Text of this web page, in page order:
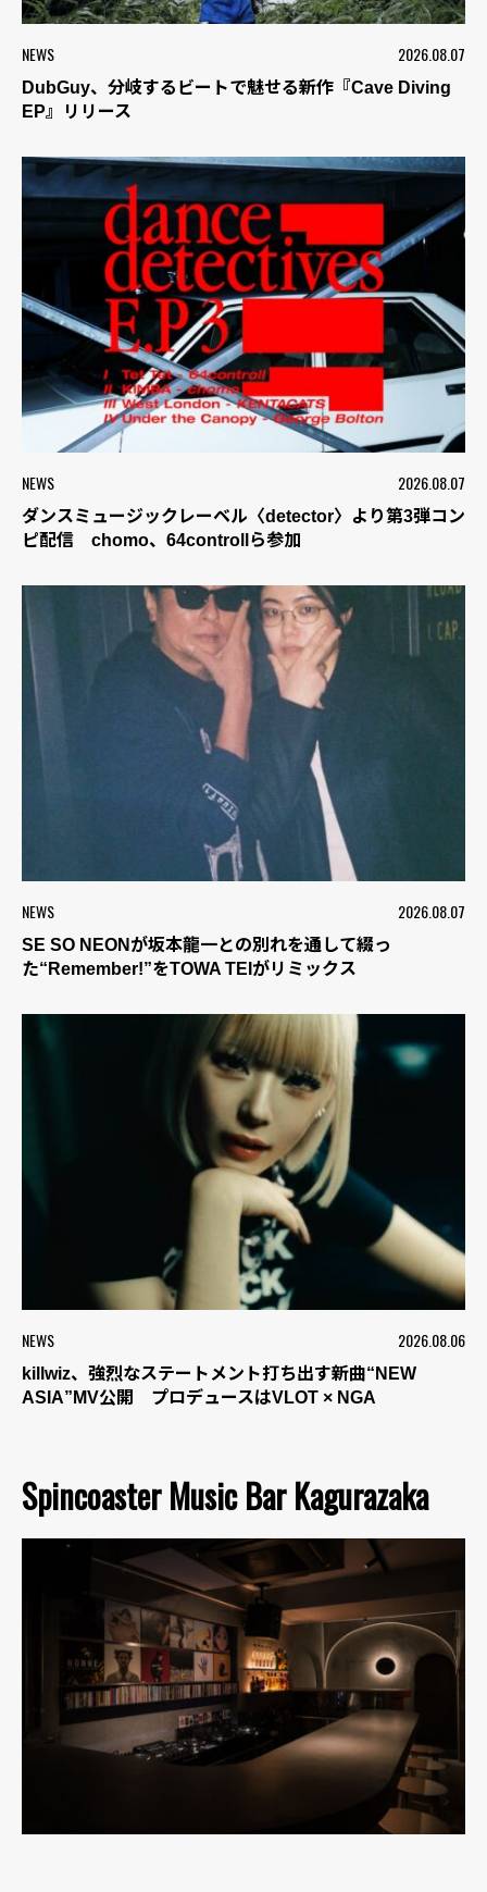
NEWS 2026.08.07
DubGuy、分岐するビートで魅せる新作『Cave Diving
EP』リリース
NEWS 2026.08.07
ダンスミュージックレーベル〈detector〉より第3弾コン
ピ配信 chomo、64controllら参加
NEWS 2026.08.07
SE SO NEONが坂本龍一との別れを通して綴っ
た“Remember!”をTOWA TEIがリミックス
NEWS 2026.08.06
killwiz、強烈なステートメント打ち出す新曲“NEW
ASIA”MV公開 プロデュースはVLOT × NGA
Spincoaster Music Bar Kagurazaka